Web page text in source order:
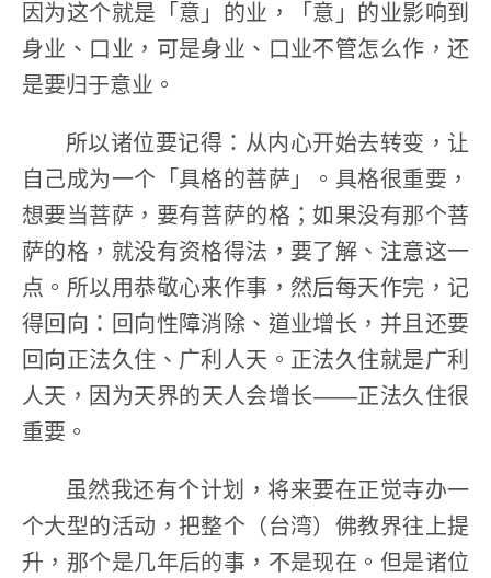
因为这个就是「意」的业，「意」的业影响到
身业、口业，可是身业、口业不管怎么作，还
是要归于意业。
所以诸位要记得：从内心开始去转变，让
自己成为一个「具格的菩萨」。具格很重要，
想要当菩萨，要有菩萨的格；如果没有那个菩
萨的格，就没有资格得法，要了解、注意这一
点。所以用恭敬心来作事，然后每天作完，记
得回向：回向性障消除、道业增长，并且还要
回向正法久住、广利人天。正法久住就是广利
人天，因为天界的天人会增长——正法久住很
重要。
虽然我还有个计划，将来要在正觉寺办一
个大型的活动，把整个（台湾）佛教界往上提
升，那个是几年后的事，不是现在。但是诸位